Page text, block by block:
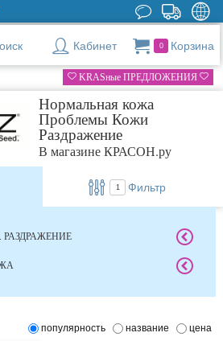
Кабинет 0 Корзина
KRASные ПРЕДЛОЖЕНИЯ
Нормальная кожа
Проблемы Кожи
Раздражение
В магазине КРАСОН.ру
1 Фильтр
популярность название цена